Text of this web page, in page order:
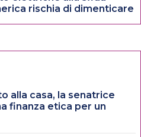
rischia di dimenticare
alla casa, la senatrice
finanza etica per un